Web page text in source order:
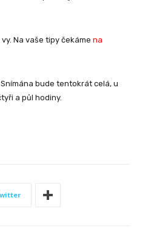
Na vaše tipy čekáme na
bude tentokrát celá, u
a půl hodiny.